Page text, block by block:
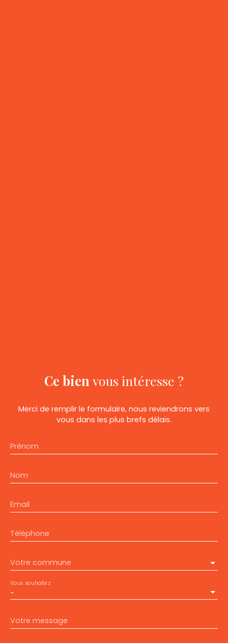
Ce bien vous intéresse ?
Merci de remplir le formulaire, nous reviendrons vers
vous dans les plus brefs délais.
Prénom
Nom
Email
Téléphone
Votre commune
-
Vous souhaitez
Votre message